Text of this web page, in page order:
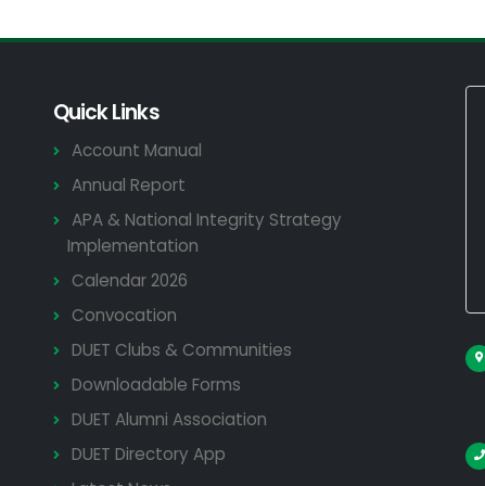
Quick Links
Account Manual
Annual Report
APA & National Integrity Strategy
Implementation
Calendar 2026
Convocation
DUET Clubs & Communities
Downloadable Forms
DUET Alumni Association
DUET Directory App